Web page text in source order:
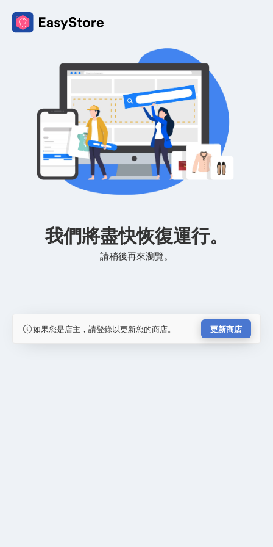
我們將盡快恢復運行。
請稍後再來瀏覽。
如果您是店主，請登錄以更新您的商店。 更新商店